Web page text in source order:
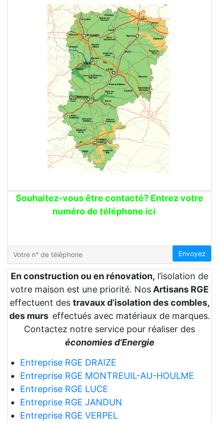
Souhaitez-vous être contacté? Entrez votre
numéro de téléphone ici
Envoyez
En construction ou en rénovation, l’isolation de
votre maison est une priorité. Nos Artisans RGE
effectuent des travaux d’isolation des combles,
des murs effectués avec matériaux de marques.
Contactez notre service pour réaliser des
économies d’Energie
Entreprise RGE DRAIZE
Entreprise RGE MONTREUIL-AU-HOULME
Entreprise RGE LUCE
Entreprise RGE JANDUN
Entreprise RGE VERPEL